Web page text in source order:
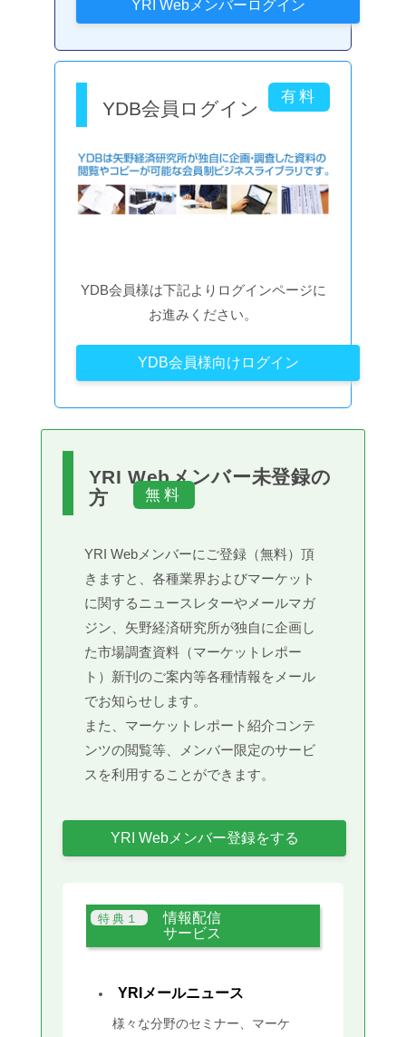
YDB会員ログイン
YDB会員様は下記よりログインページに
お進みください。
YDB会員様向けログイン
YRI Webメンバー未登録の
方
YRI Webメンバーにご登録（無料）頂
きますと、各種業界およびマーケット
に関するニュースレターやメールマガ
ジン、矢野経済研究所が独自に企画し
た市場調査資料（マーケットレポー
ト）新刊のご案内等各種情報をメール
でお知らせします。
また、マーケットレポート紹介コンテ
ンツの閲覧等、メンバー限定のサービ
スを利用することができます。
YRI Webメンバー登録をする
情報配信
サービス
YRIメールニュース
様々な分野のセミナー、マーケ